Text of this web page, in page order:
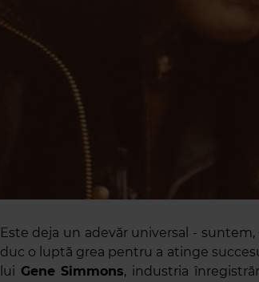
Este deja un adevăr universal -
duc o luptă grea pentru a atinge
lui Gene Simmons, industria